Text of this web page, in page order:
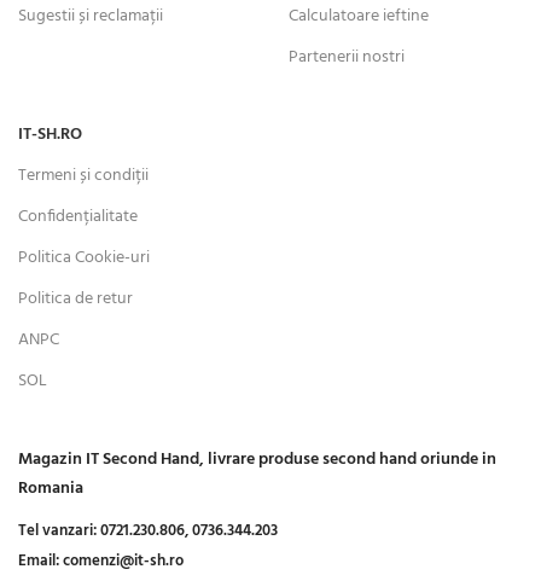
Sugestii și reclamații
Calculatoare ieftine
Partenerii nostri
IT-SH.RO
Termeni și condiții
Confidențialitate
Politica Cookie-uri
Politica de retur
ANPC
SOL
Magazin IT Second Hand, livrare produse second hand oriunde in
Romania
Tel vanzari:0721.230.806,0736.344.203
Email:comenzi@it-sh.ro